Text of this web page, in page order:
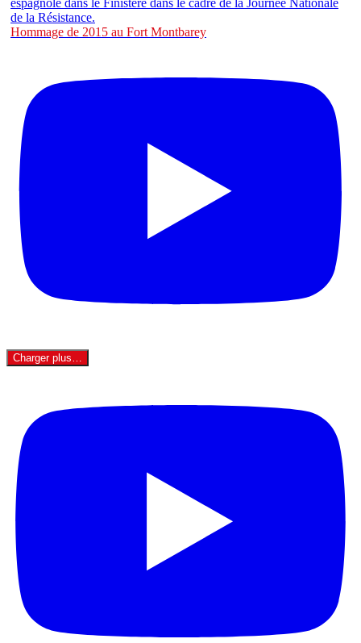
Hommage de 2015 au Fort Montbarey
Charger plus…